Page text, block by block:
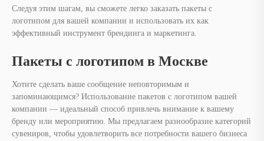
Следуя этим шагам, вы сможете легко заказать пакеты с
логотипом для вашей компании и использовать их как
эффективный инструмент брендинга и маркетинга.
Пакеты с логотипом в Москве
Хотите сделать ваше сообщение неповторимым и
запоминающимся? Использование пакетов с логотипом вашей
компании — идеальный способ привлечь внимание к вашему
бренду или мероприятию. Мы предлагаем разнообразие категорий
сувениров, чтобы удовлетворить все потребности вашего бизнеса